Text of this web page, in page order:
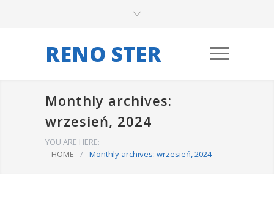
RENO STER
Monthly archives:
wrzesień, 2024
YOU ARE HERE:
HOME
/ Monthly archives: wrzesień, 2024